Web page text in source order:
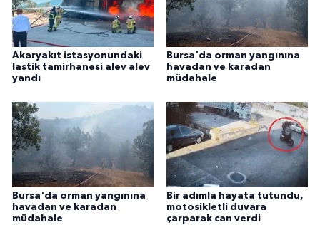
Akaryakıt istasyonundaki
lastik tamirhanesi alev alev
yandı
Bursa'da orman yangınına
havadan ve karadan
müdahale
Bursa'da orman yangınına
havadan ve karadan
müdahale
Bir adımla hayata tutundu,
motosikletli duvara
çarparak can verdi